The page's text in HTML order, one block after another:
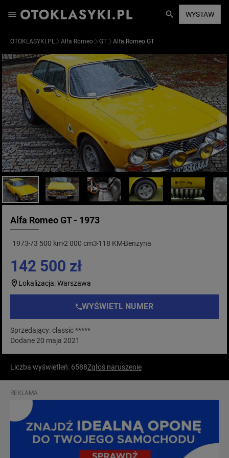
WYSTAW
OTOKLASYKI.PL Alfa Romeo GT Alfa Romeo GT
Alfa Romeo GT - 1973
197373 500 km2 000 cm3 118 KM Benzyna
142 500 zł
Lokalizacja: Warszawa
WYŚWIETL NUMER
Sprzedający: classic *****
Dodane 20 maja 2021
Liczba wyświetleń: 6588Zgłoś naruszenie
REKLAMA